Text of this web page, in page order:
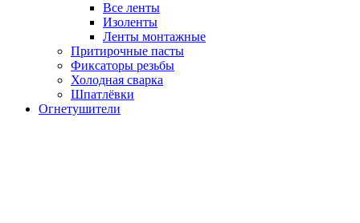
Все ленты
Изоленты
Ленты монтажные
Притирочные пасты
Фиксаторы резьбы
Холодная сварка
Шпатлёвки
Огнетушители